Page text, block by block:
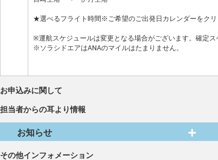
★選べるフライト時間※ご希望のご出発日カレンダーをク
※運航スケジュールは変更となる場合がございます。確定
※ソラシドエアはANAのマイルはたまりません。
お申込みに関して
担当者からの耳より情報
お知らせ
その他インフォメーション